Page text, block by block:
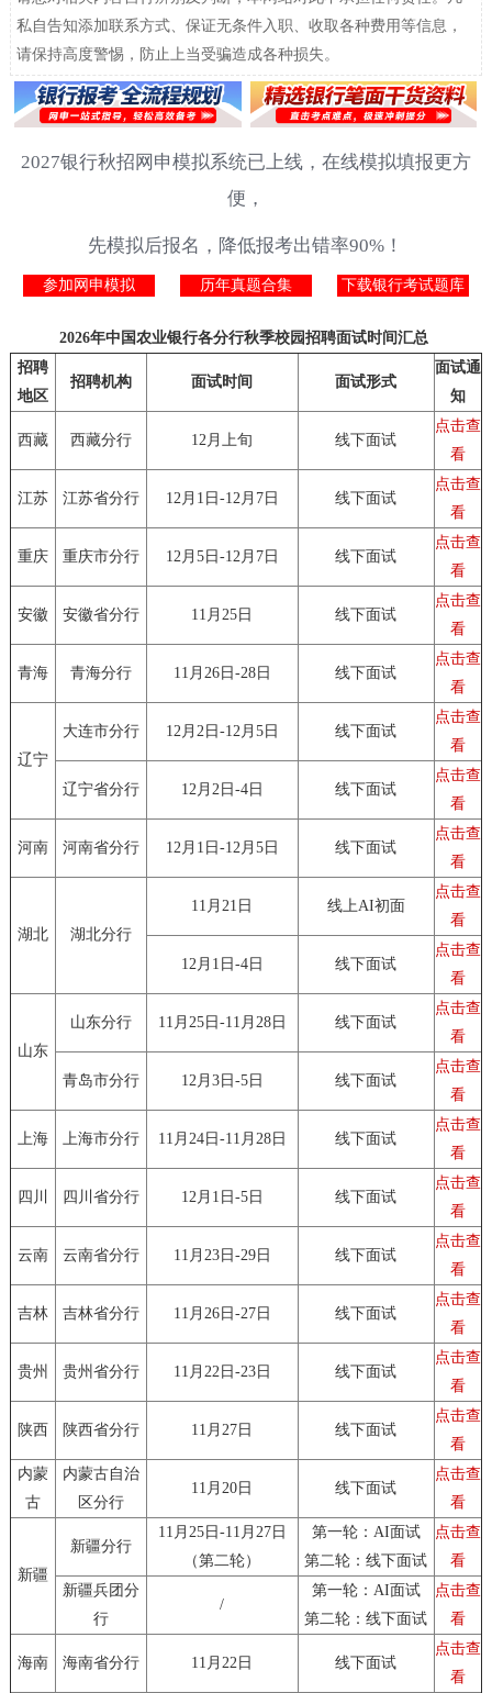
私自告知添加联系方式、保证无条件入职、收取各种费用等信息，
请保持高度警惕，防止上当受骗造成各种损失。
2027银行秋招网申模拟系统已上线，在线模拟填报更方
便，
先模拟后报名，降低报考出错率90%！
参加网申模拟 历年真题合集 下载银行考试题库
2026年中国农业银行各分行秋季校园招聘面试时间汇总
招聘
地区
招聘机构 面试时间 面试形式
面试通
知
西藏 西藏分行 12月上旬 线下面试
点击查
看
江苏 江苏省分行 12月1日-12月7日 线下面试
点击查
看
重庆 重庆市分行 12月5日-12月7日 线下面试
点击查
看
安徽 安徽省分行 11月25日 线下面试
点击查
看
青海 青海分行 11月26日-28日 线下面试
点击查
看
辽宁
大连市分行 12月2日-12月5日 线下面试
点击查
看
辽宁省分行 12月2日-4日 线下面试
点击查
看
河南 河南省分行 12月1日-12月5日 线下面试
点击查
看
湖北 湖北分行
11月21日 线上AI初面
点击查
看
12月1日-4日 线下面试
点击查
看
山东
山东分行 11月25日-11月28日 线下面试
点击查
看
青岛市分行 12月3日-5日 线下面试
点击查
看
上海 上海市分行 11月24日-11月28日 线下面试
点击查
看
四川 四川省分行 12月1日-5日 线下面试
点击查
看
云南 云南省分行 11月23日-29日 线下面试
点击查
看
吉林 吉林省分行 11月26日-27日 线下面试
点击查
看
贵州 贵州省分行 11月22日-23日 线下面试
点击查
看
陕西 陕西省分行 11月27日 线下面试
点击查
看
内蒙
古
内蒙古自治
区分行
11月20日 线下面试
点击查
看
新疆
新疆分行
11月25日-11月27日
（第二轮）
第一轮：AI面试
第二轮：线下面试
点击查
看
新疆兵团分
行
/
第一轮：AI面试
第二轮：线下面试
点击查
看
海南 海南省分行 11月22日 线下面试
点击查
看